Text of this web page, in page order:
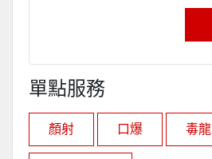
單點服務
顏射 口爆 毒龍